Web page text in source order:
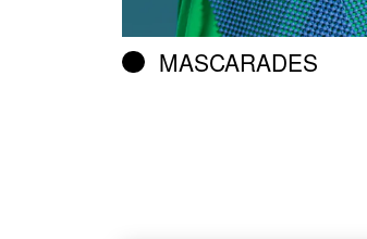
MASCARADES